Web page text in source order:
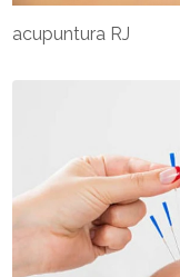
acupuntura RJ